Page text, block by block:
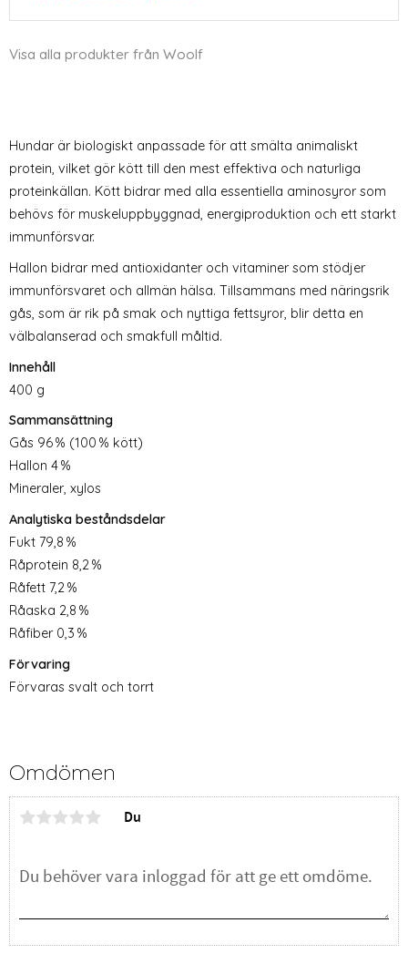
Visa alla produkter från Woolf
Hundar är biologiskt anpassade för att smälta animaliskt
protein, vilket gör kött till den mest effektiva och naturliga
proteinkällan. Kött bidrar med alla essentiella aminosyror som
behövs för muskeluppbyggnad, energiproduktion och ett starkt
immunförsvar.
Hallon bidrar med antioxidanter och vitaminer som stödjer
immunförsvaret och allmän hälsa. Tillsammans med näringsrik
gås, som är rik på smak och nyttiga fettsyror, blir detta en
välbalanserad och smakfull måltid.
Innehåll
400 g
Sammansättning
Gås 96 % (100 % kött)
Hallon 4 %
Mineraler, xylos
Analytiska beståndsdelar
Fukt 79,8 %
Råprotein 8,2 %
Råfett 7,2 %
Råaska 2,8 %
Råfiber 0,3 %
Förvaring
Förvaras svalt och torrt
Omdömen
Du